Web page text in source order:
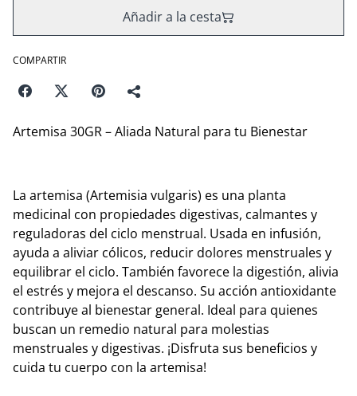
Añadir a la cesta
COMPARTIR
Artemisa 30GR – Aliada Natural para tu Bienestar
La artemisa (Artemisia vulgaris) es una planta
medicinal con propiedades digestivas, calmantes y
reguladoras del ciclo menstrual. Usada en infusión,
ayuda a aliviar cólicos, reducir dolores menstruales y
equilibrar el ciclo. También favorece la digestión, alivia
el estrés y mejora el descanso. Su acción antioxidante
contribuye al bienestar general. Ideal para quienes
buscan un remedio natural para molestias
menstruales y digestivas. ¡Disfruta sus beneficios y
cuida tu cuerpo con la artemisa!